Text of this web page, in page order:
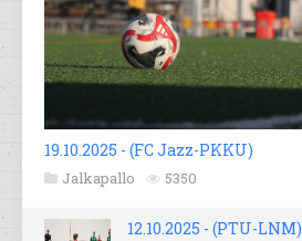
19.10.2025 - (FC Jazz-PKKU)
Jalkapallo 5350
12.10.2025 - (PTU-LNM)